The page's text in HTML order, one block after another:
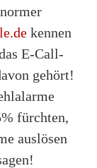
kennen
E-Call-
gehört!
fürchten,
auslösen